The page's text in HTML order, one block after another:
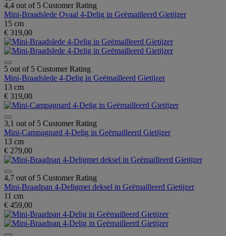
4,4 out of 5 Customer Rating
Mini-Braadslede Ovaal 4-Delig in Geëmailleerd Gietijzer
15 cm
€ 319,00
5 out of 5 Customer Rating
Mini-Braadslede 4-Delig in Geëmailleerd Gietijzer
13 cm
€ 319,00
3,1 out of 5 Customer Rating
Mini-Campagnard 4-Delig in Geëmailleerd Gietijzer
13 cm
€ 279,00
4,7 out of 5 Customer Rating
Mini-Braadpan 4-Deligmet deksel in Geëmailleerd Gietijzer
11 cm
€ 459,00